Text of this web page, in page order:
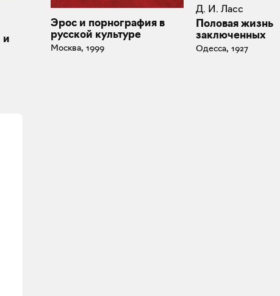
и
Эрос и порнография в
русской культуре
Москва, 1999
Д. И. Ласс
Половая жизнь
заключенных
Одесса, 1927